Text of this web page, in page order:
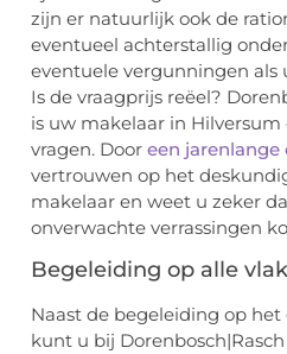
zijn er natuurlijk ook de
eventueel achterstallig
eventuele vergunningen als
Is de vraagprijs reëel?
is uw makelaar in
vragen. Door een jarenlange
vertrouwen op het
makelaar en weet u zeker
onverwachte verrassingen
Begeleiding op alle
Naast de begeleiding op
kunt u bij